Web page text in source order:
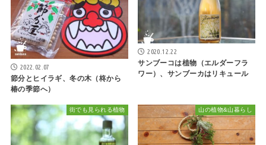
2022.02.07
節分とヒイラギ、冬の木（柊から
椿の季節へ）
2020.12.22
サンブーコは植物（エルダーフラ
ワー）、サンブーカはリキュール
街でも見られる植物 山の植物&山暮らし